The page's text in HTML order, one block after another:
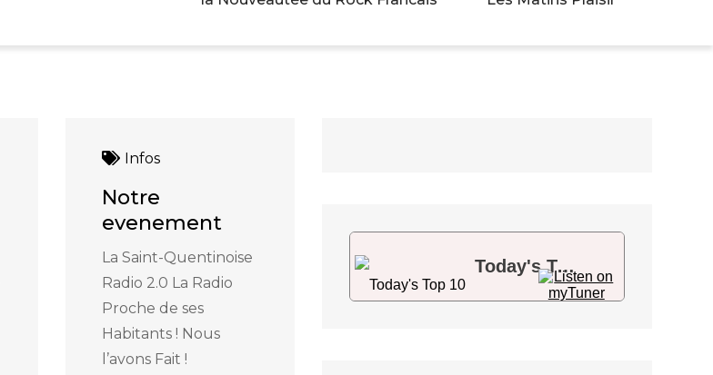
Infos
Notre
evenement
La Saint-Quentinoise
Radio 2.0 La Radio
Proche de ses
Habitants ! Nous
l’avons Fait !
Today's Top 10